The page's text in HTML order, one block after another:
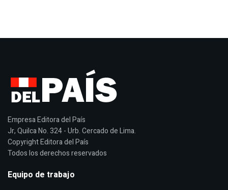
Empresa Editora del País
Jr, Quilca No. 324 - Urb. Cercado de Lima.
Copyright Editora del País
Todos los derechos reservados
Equipo de trabajo